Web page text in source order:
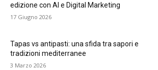
edizione con AI e Digital Marketing
17 Giugno 2026
Tapas vs antipasti: una sfida tra sapori e
tradizioni mediterranee
3 Marzo 2026